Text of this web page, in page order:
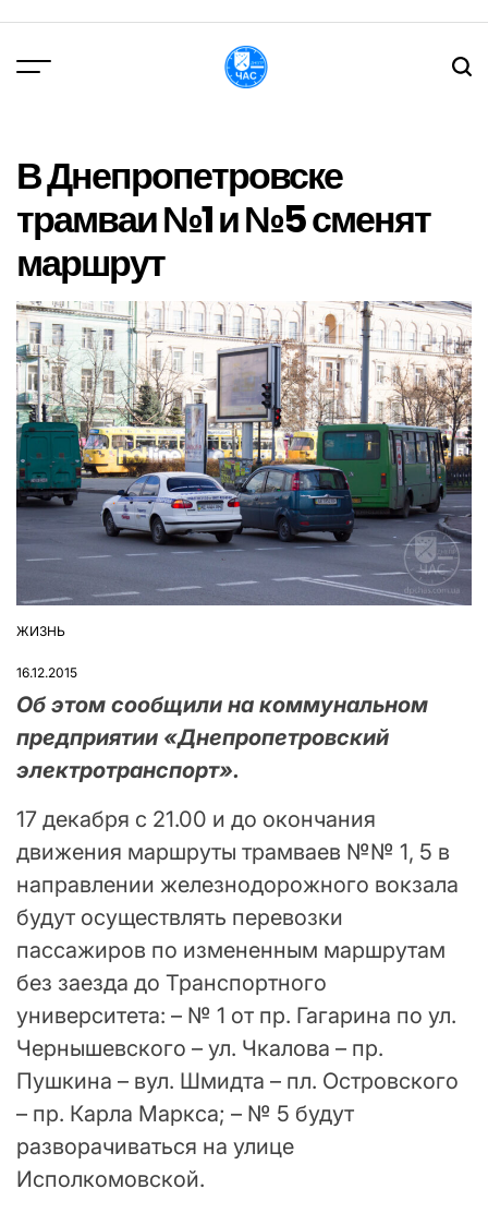
вмісту
В Днепропетровске
трамваи №1 и №5 сменят
маршрут
ОПУБЛІКУВАТИ
ЖИЗНЬ
16.12.2015
Об этом сообщили на коммунальном
предприятии «Днепропетровский
электротранспорт».
17 декабря с 21.00 и до окончания
движения маршруты трамваев №№ 1, 5 в
направлении железнодорожного вокзала
будут осуществлять перевозки
пассажиров по измененным маршрутам
без заезда до Транспортного
университета: – № 1 от пр. Гагарина по ул.
Чернышевского – ул. Чкалова – пр.
Пушкина – вул. Шмидта – пл. Островского
– пр. Карла Маркса; – № 5 будут
разворачиваться на улице
Исполкомовской.